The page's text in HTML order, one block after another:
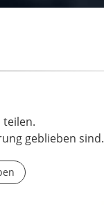
teilen.
geblieben sind.